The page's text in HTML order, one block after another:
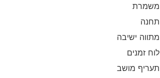
משמרת
תחנה
מתווה ישיבה
לוח זמנים
תעריף מושב